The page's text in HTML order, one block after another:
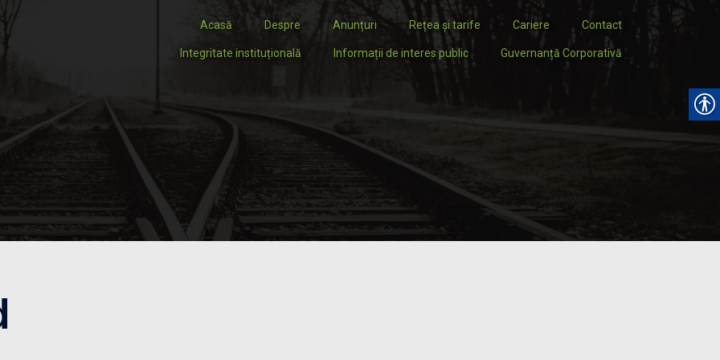
Acasă Despre Anunțuri Rețea și tarife
Integritate instituțională Informații de interes public Guvernanță Corporativă
Cariere Contact